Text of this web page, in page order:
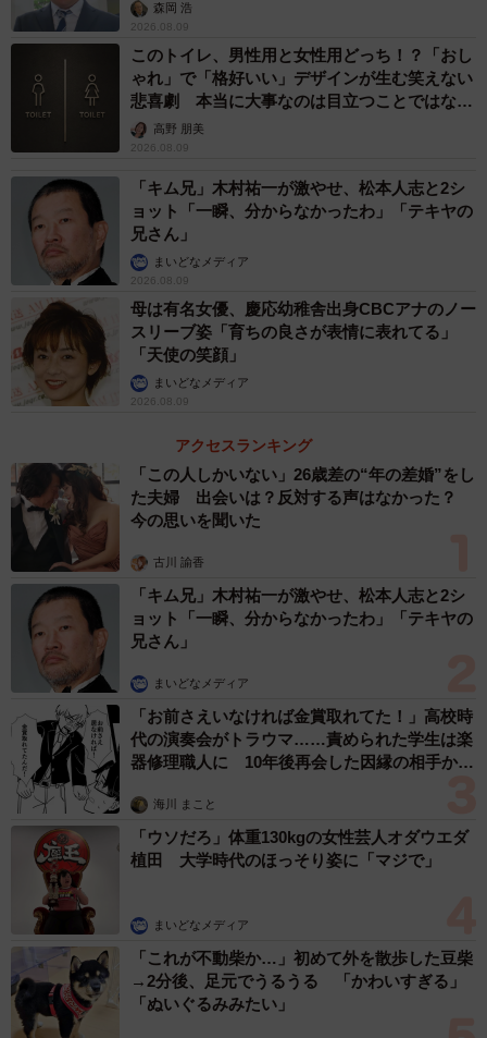
森岡 浩
2026.08.09
このトイレ、男性用と女性用どっち！？「おし
ゃれ」で「格好いい」デザインが生む笑えない
悲喜劇 本当に大事なのは目立つことではな
く…高野 朋美
2026.08.09
「キム兄」木村祐一が激やせ、松本人志と2シ
ョット「一瞬、分からなかったわ」「テキヤの
兄さん」
まいどなメディア
2026.08.09
母は有名女優、慶応幼稚舎出身CBCアナのノー
スリーブ姿「育ちの良さが表情に表れてる」
「天使の笑顔」
まいどなメディア
2026.08.09
アクセスランキング
「この人しかいない」26歳差の“年の差婚”をし
た夫婦 出会いは？反対する声はなかった？
今の思いを聞いた
古川 諭香
「キム兄」木村祐一が激やせ、松本人志と2シ
ョット「一瞬、分からなかったわ」「テキヤの
兄さん」
まいどなメディア
「お前さえいなければ金賞取れてた！」高校時
代の演奏会がトラウマ……責められた学生は楽
器修理職人に 10年後再会した因縁の相手から
海川 まこと
「ウソだろ」体重130kgの女性芸人オダウエダ
植田 大学時代のほっそり姿に「マジで」
まいどなメディア
「これが不動柴か…」初めて外を散歩した豆柴
→2分後、足元でうるうる 「かわいすぎる」
「ぬいぐるみみたい」